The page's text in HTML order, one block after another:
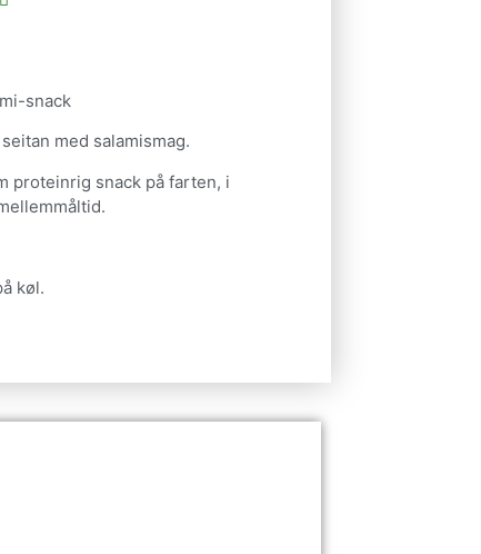
snack
med salamismag.
proteinrig snack på farten, i
køl.